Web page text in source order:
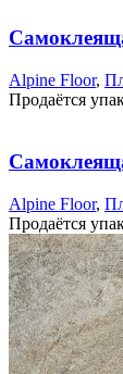
Alpine Floor,
Продаётся
Alpine Floor,
Продаётся